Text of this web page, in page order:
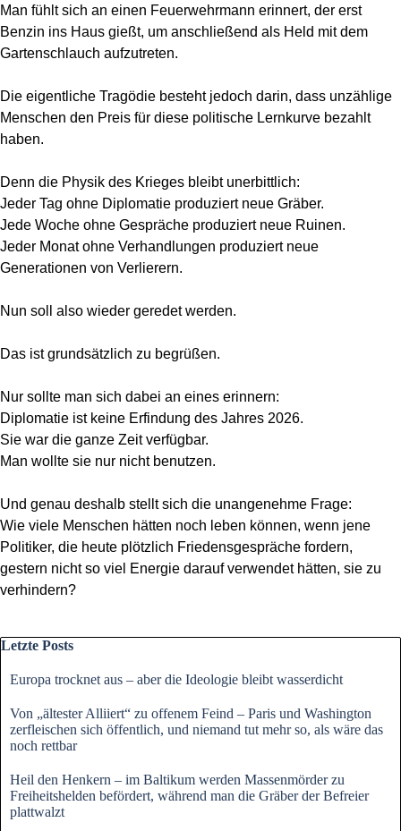
Man fühlt sich an einen Feuerwehrmann erinnert, der erst
Benzin ins Haus gießt, um anschließend als Held mit dem
Gartenschlauch aufzutreten.
Die eigentliche Tragödie besteht jedoch darin, dass unzählige
Menschen den Preis für diese politische Lernkurve bezahlt
haben.
Denn die Physik des Krieges bleibt unerbittlich:
Jeder Tag ohne Diplomatie produziert neue Gräber.
Jede Woche ohne Gespräche produziert neue Ruinen.
Jeder Monat ohne Verhandlungen produziert neue
Generationen von Verlierern.
Nun soll also wieder geredet werden.
Das ist grundsätzlich zu begrüßen.
Nur sollte man sich dabei an eines erinnern:
Diplomatie ist keine Erfindung des Jahres 2026.
Sie war die ganze Zeit verfügbar.
Man wollte sie nur nicht benutzen.
Und genau deshalb stellt sich die unangenehme Frage:
Wie viele Menschen hätten noch leben können, wenn jene
Politiker, die heute plötzlich Friedensgespräche fordern,
gestern nicht so viel Energie darauf verwendet hätten, sie zu
verhindern?
Block überspringen Letzte Posts
Letzte Posts
Europa trocknet aus – aber die Ideologie bleibt wasserdicht
Von „ältester Alliiert“ zu offenem Feind – Paris und Washington
zerfleischen sich öffentlich, und niemand tut mehr so, als wäre das
noch rettbar
Heil den Henkern – im Baltikum werden Massenmörder zu
Freiheitshelden befördert, während man die Gräber der Befreier
plattwalzt